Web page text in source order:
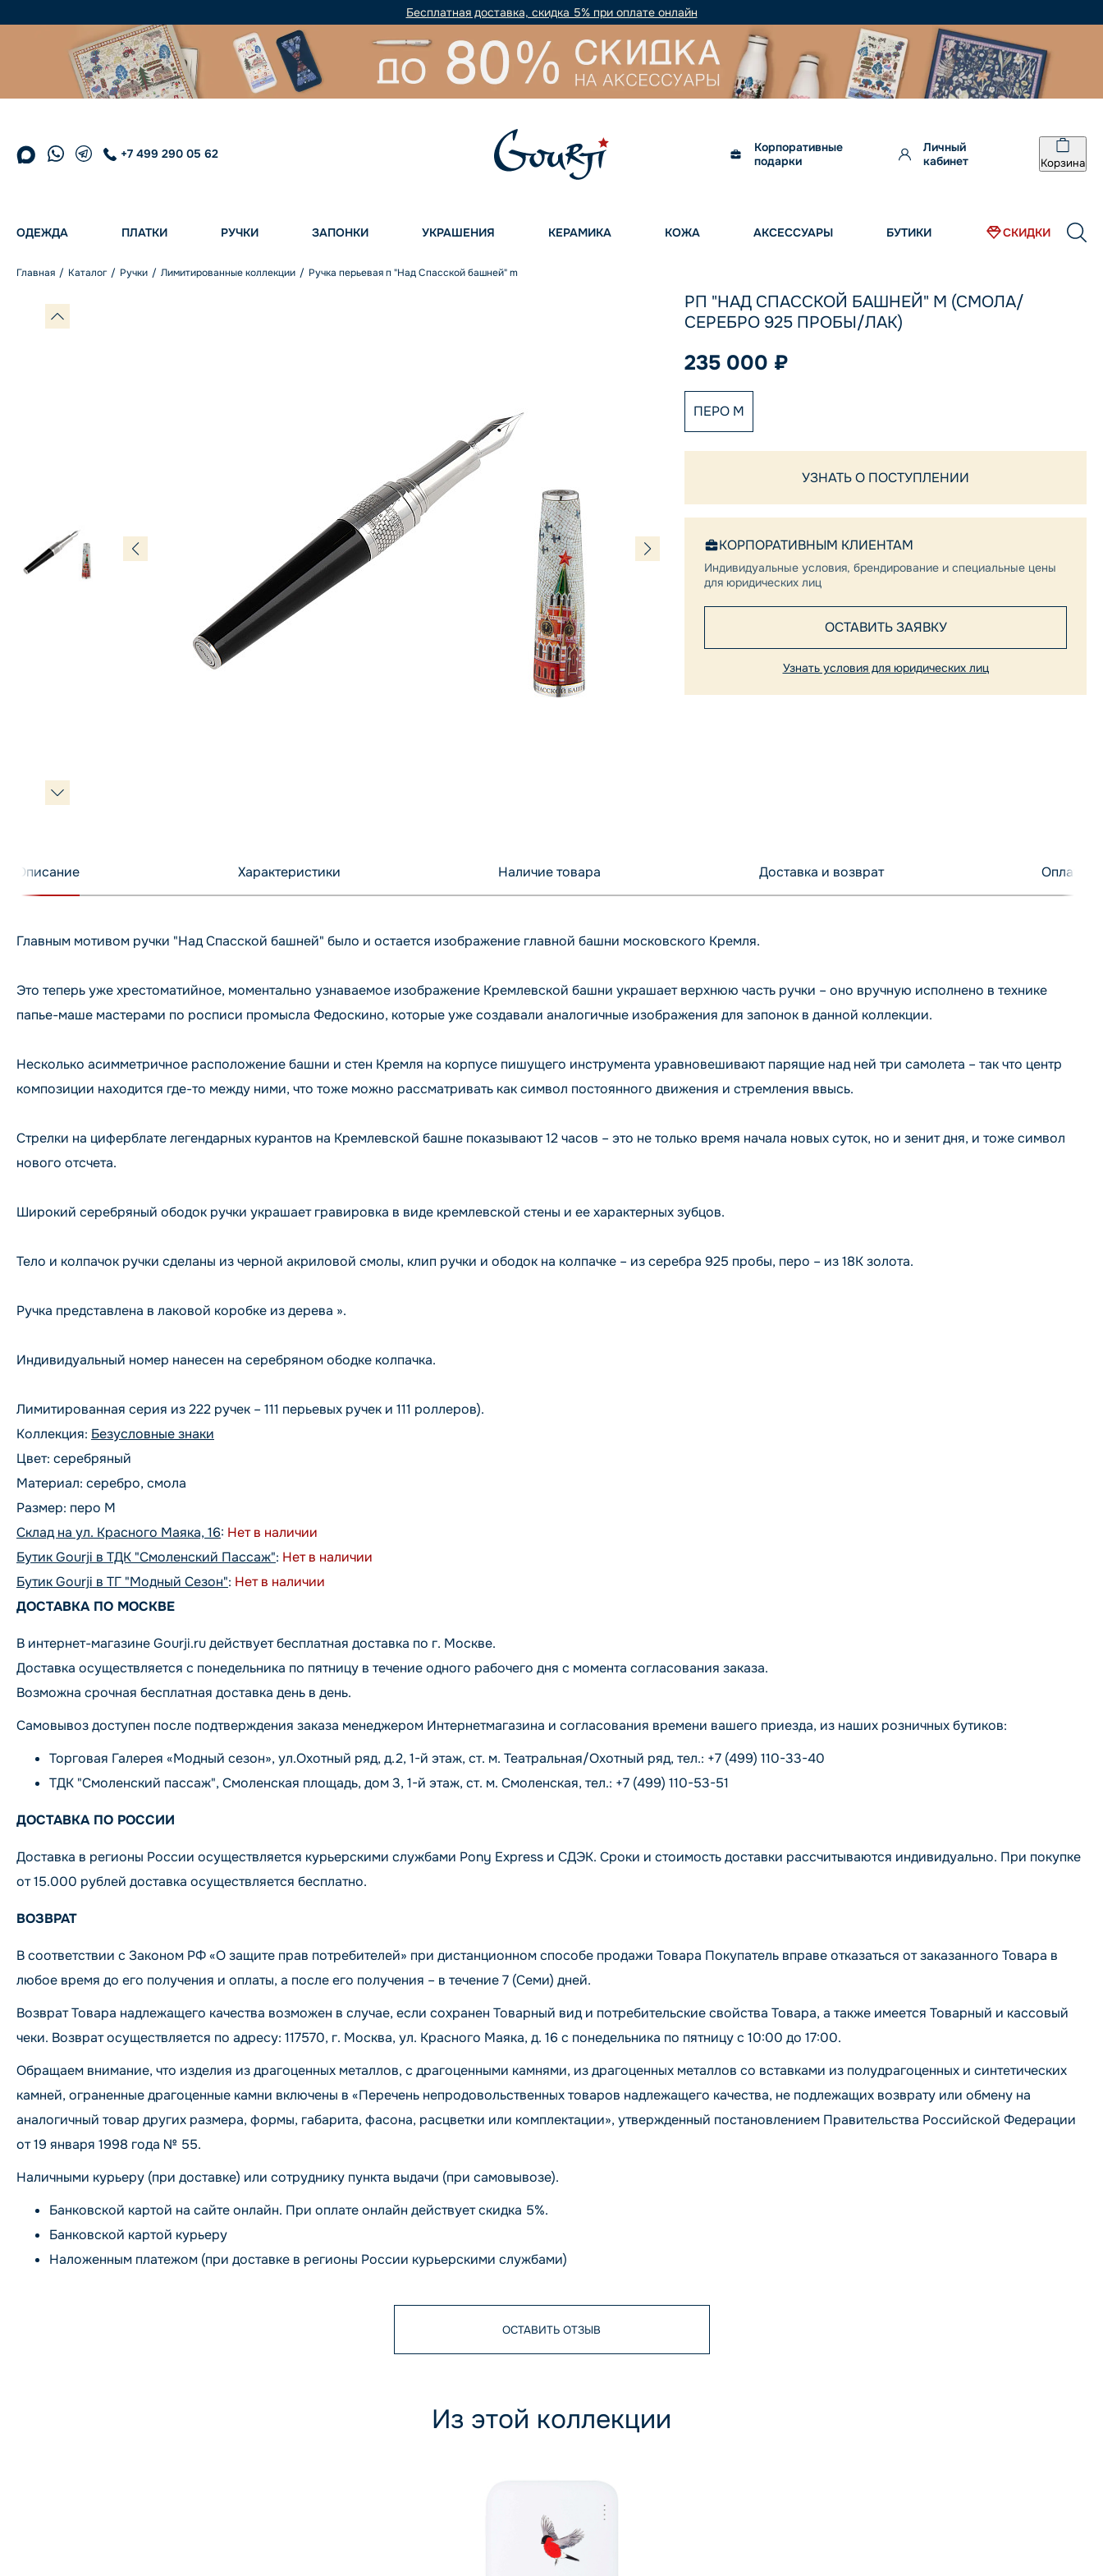
Бесплатная доставка, скидка 5% при оплате онлайн
+7 499 290 05 62
Корпоративные
подарки
Личный
кабинет
Корзина
ОДЕЖДА ПЛАТКИ РУЧКИ ЗАПОНКИ УКРАШЕНИЯ КЕРАМИКА КОЖА АКСЕССУАРЫ БУТИКИ СКИДКИ
Главная Каталог Ручки Лимитированные коллекции Ручка перьевая п "Над Спасской башней" m
РП "НАД СПАССКОЙ БАШНЕЙ" M (СМОЛА/
СЕРЕБРО 925 ПРОБЫ/ЛАК)
235 000 ₽
ПЕРО M
УЗНАТЬ О ПОСТУПЛЕНИИ
КОРПОРАТИВНЫМ КЛИЕНТАМ
Индивидуальные условия, брендирование и специальные цены
для юридических лиц
ОСТАВИТЬ ЗАЯВКУ
Узнать условия для юридических лиц
Описание Характеристики Наличие товара Доставка и возврат Оплата
Главным мотивом ручки "Над Спасской башней" было и остается изображение главной башни московского Кремля.
Это теперь уже хрестоматийное, моментально узнаваемое изображение Кремлевской башни украшает верхнюю часть ручки – оно вручную исполнено в технике
папье-маше мастерами по росписи промысла Федоскино, которые уже создавали аналогичные изображения для запонок в данной коллекции.
Несколько асимметричное расположение башни и стен Кремля на корпусе пишущего инструмента уравновешивают парящие над ней три самолета – так что центр
композиции находится где-то между ними, что тоже можно рассматривать как символ постоянного движения и стремления ввысь.
Стрелки на циферблате легендарных курантов на Кремлевской башне показывают 12 часов – это не только время начала новых суток, но и зенит дня, и тоже символ
нового отсчета.
Широкий серебряный ободок ручки украшает гравировка в виде кремлевской стены и ее характерных зубцов.
Тело и колпачок ручки сделаны из черной акриловой смолы, клип ручки и ободок на колпачке – из серебра 925 пробы, перо – из 18К золота.
Ручка представлена в лаковой коробке из дерева ».
Индивидуальный номер нанесен на серебряном ободке колпачка.
Лимитированная серия из 222 ручек – 111 перьевых ручек и 111 роллеров).
Коллекция: Безусловные знаки
Цвет: серебряный
Материал: серебро, смола
Размер: перо M
Склад на ул. Красного Маяка, 16: Нет в наличии
Бутик Gourji в ТДК "Смоленский Пассаж": Нет в наличии
Бутик Gourji в ТГ "Модный Сезон": Нет в наличии
ДОСТАВКА ПО МОСКВЕ
В интернет-магазине Gourji.ru действует бесплатная доставка по г. Москве.
Доставка осуществляется с понедельника по пятницу в течение одного рабочего дня с момента согласования заказа.
Возможна срочная бесплатная доставка день в день.
Самовывоз доступен после подтверждения заказа менеджером Интернетмагазина и согласования времени вашего приезда, из наших розничных бутиков:
Торговая Галерея «Модный сезон», ул.Охотный ряд, д.2, 1-й этаж, ст. м. Театральная/Охотный ряд, тел.: +7 (499) 110-33-40
ТДК "Смоленский пассаж", Смоленская площадь, дом 3, 1-й этаж, ст. м. Смоленская, тел.: +7 (499) 110-53-51
ДОСТАВКА ПО РОССИИ
Доставка в регионы России осуществляется курьерскими службами Pony Express и СДЭК. Сроки и стоимость доставки рассчитываются индивидуально. При покупке
от 15.000 рублей доставка осуществляется бесплатно.
ВОЗВРАТ
В соответствии с Законом РФ «О защите прав потребителей» при дистанционном способе продажи Товара Покупатель вправе отказаться от заказанного Товара в
любое время до его получения и оплаты, а после его получения – в течение 7 (Семи) дней.
Возврат Товара надлежащего качества возможен в случае, если сохранен Товарный вид и потребительские свойства Товара, а также имеется Товарный и кассовый
чеки. Возврат осуществляется по адресу: 117570, г. Москва, ул. Красного Маяка, д. 16 с понедельника по пятницу с 10:00 до 17:00.
Обращаем внимание, что изделия из драгоценных металлов, с драгоценными камнями, из драгоценных металлов со вставками из полудрагоценных и синтетических
камней, ограненные драгоценные камни включены в «Перечень непродовольственных товаров надлежащего качества, не подлежащих возврату или обмену на
аналогичный товар других размера, формы, габарита, фасона, расцветки или комплектации», утвержденный постановлением Правительства Российской Федерации
от 19 января 1998 года № 55.
Наличными курьеру (при доставке) или сотруднику пункта выдачи (при самовывозе).
Банковской картой на сайте онлайн. При оплате онлайн действует скидка 5%.
Банковской картой курьеру
Наложенным платежом (при доставке в регионы России курьерскими службами)
ОСТАВИТЬ ОТЗЫВ
Из этой коллекции